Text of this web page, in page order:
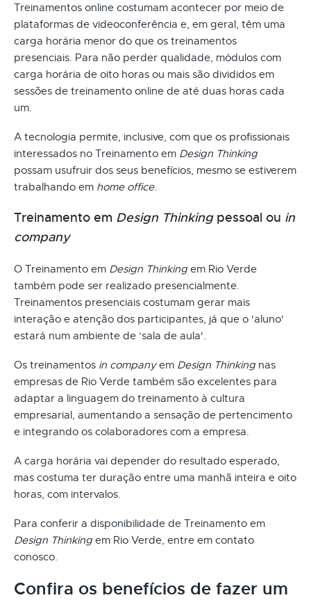
Treinamentos online costumam acontecer por meio de
plataformas de videoconferência e, em geral, têm uma
carga horária menor do que os treinamentos
presenciais. Para não perder qualidade, módulos com
carga horária de oito horas ou mais são divididos em
sessões de treinamento online de até duas horas cada
um.
A tecnologia permite, inclusive, com que os profissionais
interessados no Treinamento em Design Thinking
possam usufruir dos seus benefícios, mesmo se estiverem
trabalhando em home office.
Treinamento em Design Thinkingpessoal ou in
company
O Treinamento em Design Thinking em Rio Verde
também pode ser realizado presencialmente.
Treinamentos presenciais costumam gerar mais
interação e atenção dos participantes, já que o 'aluno'
estará num ambiente de ‘sala de aula'.
Os treinamentos in companyem Design Thinking nas
empresas de Rio Verde também são excelentes para
adaptar a linguagem do treinamento à cultura
empresarial, aumentando a sensação de pertencimento
e integrando os colaboradores com a empresa.
A carga horária vai depender do resultado esperado,
mas costuma ter duração entre uma manhã inteira e oito
horas, com intervalos.
Para conferir a disponibilidade de Treinamento em
Design Thinking em Rio Verde, entre em contato
conosco.
Confira os benefícios de fazer um